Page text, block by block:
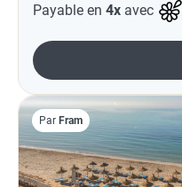
Payable en 4x avec
Par Fram